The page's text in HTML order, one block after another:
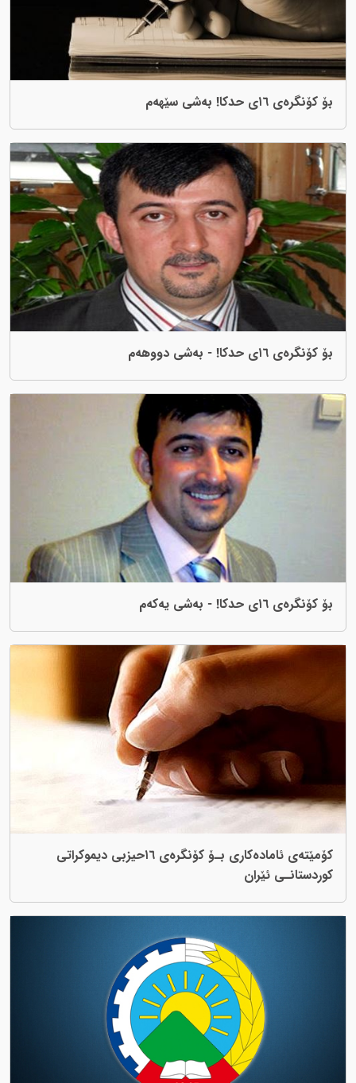
بۆ کۆنگرەی ١٦ی حدکا! بەشی سێهەم
بۆ کۆنگرەی ١٦ی حدکا! - بەشی دووهەم
بۆ کۆنگرەی ١٦ی حدکا! - بەشی یەکەم
كۆمێته‌ی ئاماده‌كاری بـۆ كۆنگره‌ی ١٦حیزبی دیموكراتی
كوردستانـی ئێران